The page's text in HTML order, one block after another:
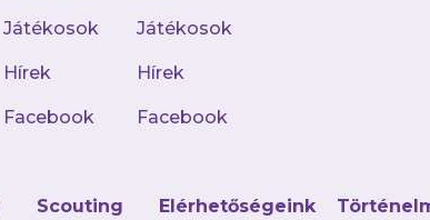
Játékosok
Hírek
Facebook
Játékosok
Hírek
Facebook
Scouting Elérhetőségeink